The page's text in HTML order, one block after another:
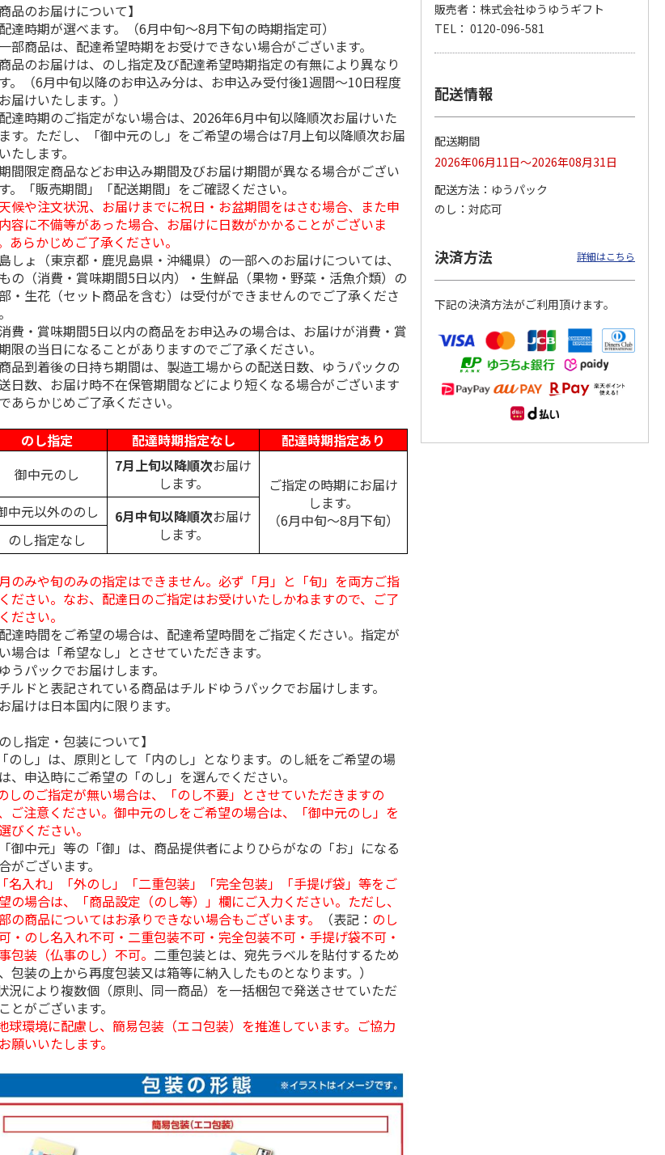
２
ト
＜お中元＞食用オリ
ーブ油
(送料・税込)
＜お中元＞【高島
屋】味の素 えごま
油＆アマニ油ギフト
（東日…
(送料・税込)
＜お中元＞日清 ボ
スコ＆オリーバ
デ オイリオ エキ
ストラ …
(送料・税込)
アマニ油効果４．４
×３１袋入Ｂ（２
個）
4.5 （2）
(送料・税込)
和の調味料詰合せ
1,620円
ガリオオイル
4,780円
(送料・税込)
商品のお届けについて】
達時期が選べます。（6月中旬～8月下旬の時期指定可）
部商品は、配達希望時期をお受けできない場合がございます。
品のお届けは、のし指定及び配達希望時期指定の有無により異なり
。（6月中旬以降のお申込み分は、お申込み受付後1週間～10日程度
届けいたします。）
達時期のご指定がない場合は、2026年6月中旬以降順次お届けいた
す。ただし、「御中元のし」をご希望の場合は7月上旬以降順次お届
たします。
間限定商品などお申込み期間及びお届け期間が異なる場合がござい
。「販売期間」「配送期間」をご確認ください。
候や注文状況、お届けまでに祝日・お盆期間をはさむ場合、また申
容に不備等があった場合、お届けに日数がかかることがございま
あらかじめご了承ください。
しょ（東京都・鹿児島県・沖縄県）の一部へのお届けについては、
の（消費・賞味期間5日以内）・生鮮品（果物・野菜・活魚介類）の
・生花（セット商品を含む）は受付ができませんのでご了承くださ
費・賞味期間5日以内の商品をお申込みの場合は、お届けが消費・賞
限の当日になることがありますのでご了承ください。
品到着後の日持ち期間は、製造工場からの配送日数、ゆうパックの
日数、お届け時不在保管期間などにより短くなる場合がございます
あらかじめご了承ください。
のし指定
配達時期指定なし
配達時期指定あり
御中元のし
7月上旬以降順次お届け
します。
ご指定の時期にお届け
します。
（6月中旬～8月下旬）
中元以外ののし 6月中旬以降順次お届け
します。
のし指定なし
のみや旬のみの指定はできません。必ず「月」と「旬」を両方ご指
ださい。なお、配達日のご指定はお受けいたしかねますので、ご了
ださい。
達時間をご希望の場合は、配達希望時間をご指定ください。指定が
場合は「希望なし」とさせていただきます。
うパックでお届けします。
ルドと表記されている商品はチルドゆうパックでお届けします。
届けは日本国内に限ります。
のし指定・包装について】
のし」は、原則として「内のし」となります。のし紙をご希望の場
、申込時にご希望の「のし」を選んでください。
しのご指定が無い場合は、「のし不要」とさせていただきますの
ご注意ください。御中元のしをご希望の場合は、「御中元のし」を
びください。
御中元」等の「御」は、商品提供者によりひらがなの「お」になる
がございます。
「名入れ」「外のし」「二重包装」「完全包装」「手提げ袋」等をご
の場合は、「商品設定（のし等）」欄にご入力ください。ただし、
の商品についてはお承りできない場合もございます。
（表記： のし
・のし名入れ不可・二重包装不可・完全包装不可・手提げ袋不可・
包装（仏事のし）不可。 二重包装とは、宛先ラベルを貼付するため
包装の上から再度包装又は箱等に納入したものとなります。）
況により複数個（原則、同一商品）を一括梱包で発送させていただ
とがございます。
球環境に配慮し、簡易包装（エコ包装）を推進しています。ご協力
願いいたします。
販売者：株式会社ゆうゆうギフト
TEL： 0120-096-581
配送情報
配送期間
2026年06月11日～2026年08月31日
配送方法
ゆうパック
のし
対応可
決済方法 詳細はこちら
下記の決済方法がご利用頂けます。